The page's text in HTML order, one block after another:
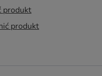
produkt
produkt